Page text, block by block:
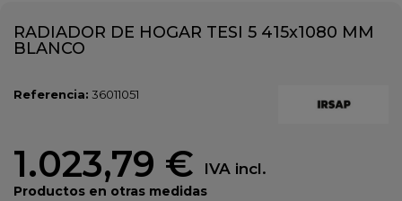
RADIADOR DE HOGAR TESI 5 415x1080 MM
BLANCO
Referencia: 36011051
1.023,79 € IVA incl.
Productos en otras medidas